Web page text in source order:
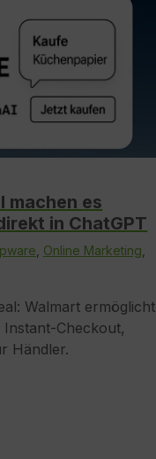
machen es
in ChatGPT
Online Marketing
Walmart ermöglicht
Instant-Checkout,
Händler.